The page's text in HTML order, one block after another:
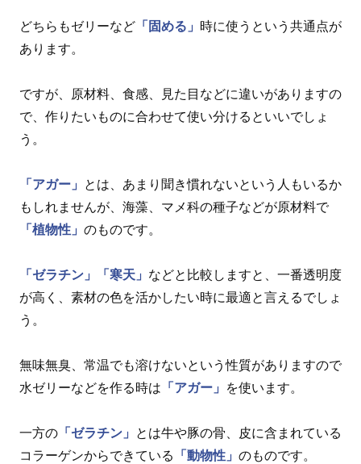
どちらもゼリーなど 「固める」 時に使うという共通点が
あります。
ですが、原材料、食感、見た目などに違いがありますの
で、作りたいものに合わせて使い分けるといいでしょ
う。
「アガー」
とは、あまり聞き慣れないという人もいるか
もしれませんが、海藻、マメ科の種子などが原材料で
「植物性」 のものです。
「ゼラチン」 「寒天」 などと比較しますと、一番透明度
が高く、素材の色を活かしたい時に最適と言えるでしょ
う。
無味無臭、常温でも溶けないという性質がありますので
水ゼリーなどを作る時は 「アガー」 を使います。
一方の 「ゼラチン」
とは牛や豚の骨、皮に含まれている
コラーゲンからできている
「動物性」 のものです。